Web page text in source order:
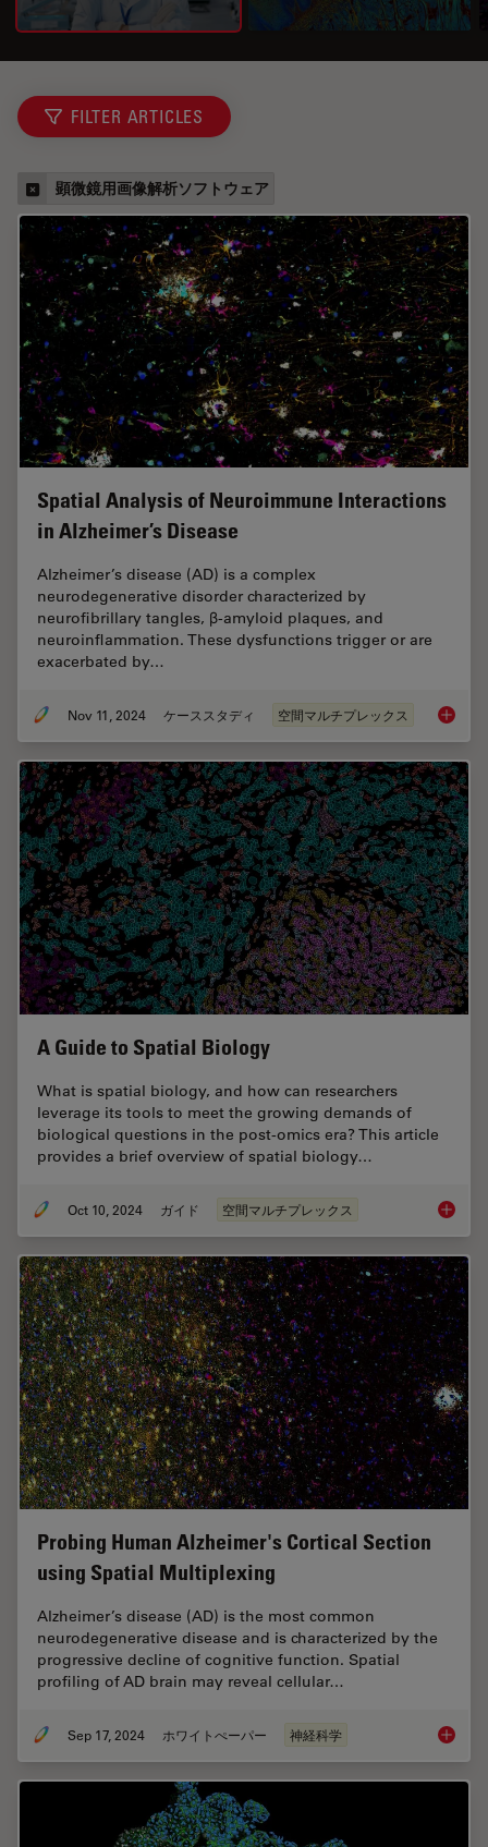
FILTER ARTICLES
顕微鏡用画像解析ソフトウェア
Spatial Analysis of Neuroimmune Interactions
in Alzheimer’s Disease
Alzheimer’s disease (AD) is a complex
neurodegenerative disorder characterized by
neurofibrillary tangles, β-amyloid plaques, and
neuroinflammation. These dysfunctions trigger or are
exacerbated by…
Nov 11, 2024 ケーススタディ 空間マルチプレックス Spatial
A Guide to Spatial Biology
What is spatial biology, and how can researchers
leverage its tools to meet the growing demands of
biological questions in the post-omics era? This article
provides a brief overview of spatial biology…
Oct 10, 2024 ガイド 空間マルチプレックス A
Probing Human Alzheimer's Cortical Section
using Spatial Multiplexing
Alzheimer’s disease (AD) is the most common
neurodegenerative disease and is characterized by the
progressive decline of cognitive function. Spatial
profiling of AD brain may reveal cellular…
Sep 17, 2024 ホワイトぺーパー 神経科学